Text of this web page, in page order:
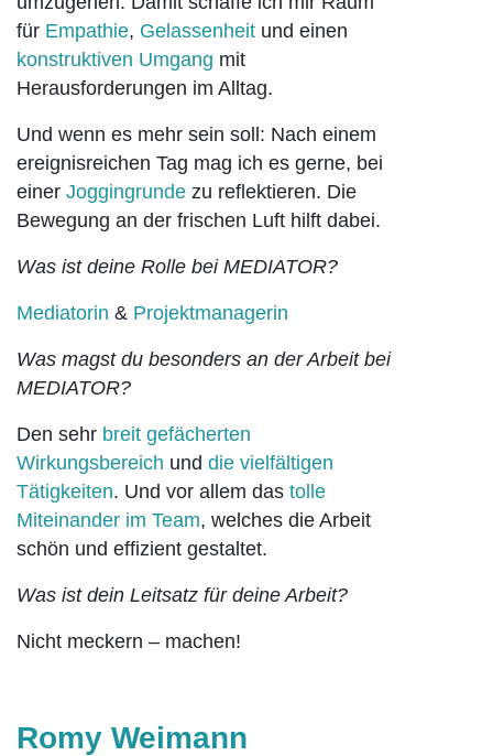
für Empathie, Gelassenheit und einen
konstruktiven Umgang mit
Herausforderungen im Alltag.
Und wenn es mehr sein soll: Nach einem
ereignisreichen Tag mag ich es gerne, bei
einer Joggingrunde zu reflektieren. Die
Bewegung an der frischen Luft hilft dabei.
Was ist deine Rolle bei MEDIATOR?
Mediatorin & Projektmanagerin
Was magst du besonders an der Arbeit bei
MEDIATOR?
Den sehr breit gefächerten
Wirkungsbereich und die vielfältigen
Tätigkeiten. Und vor allem das tolle
Miteinander im Team, welches die Arbeit
schön und effizient gestaltet.
Was ist dein Leitsatz für deine Arbeit?
Nicht meckern – machen!
Romy Weimann